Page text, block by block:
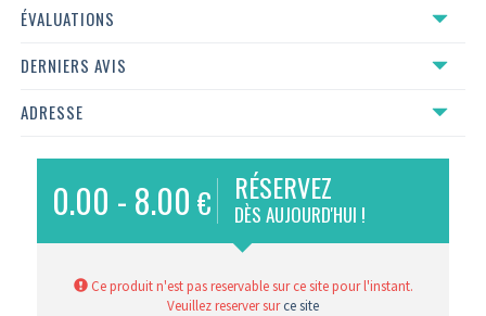
ÉVALUATIONS
DERNIERS AVIS
ADRESSE
0.00 - 8.00 € RÉSERVEZ
DÈS AUJOURD'HUI !
Ce produit n'est pas reservable sur ce site pour l'instant.
Veuillez reserver surce site